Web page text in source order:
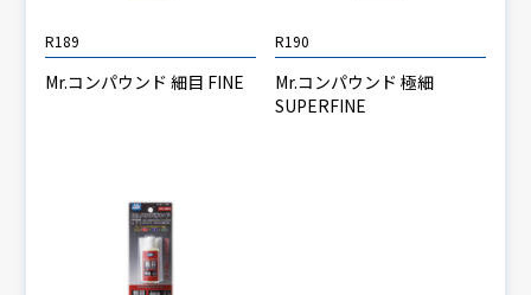
R189
Mr.コンパウンド 細目 FINE
R190
Mr.コンパウンド 極細
SUPERFINE